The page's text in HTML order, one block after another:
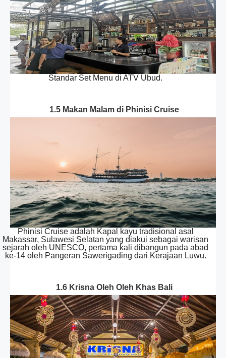
Standar Set Menu di ATV Ubud.
1.5 Makan Malam di Phinisi Cruise
Phinisi Cruise adalah Kapal kayu tradisional asal
Makassar, Sulawesi Selatan yang diakui sebagai warisan
sejarah oleh UNESCO, pertama kali dibangun pada abad
ke-14 oleh Pangeran Sawerigading dari Kerajaan Luwu.
1.6 Krisna Oleh Oleh Khas Bali